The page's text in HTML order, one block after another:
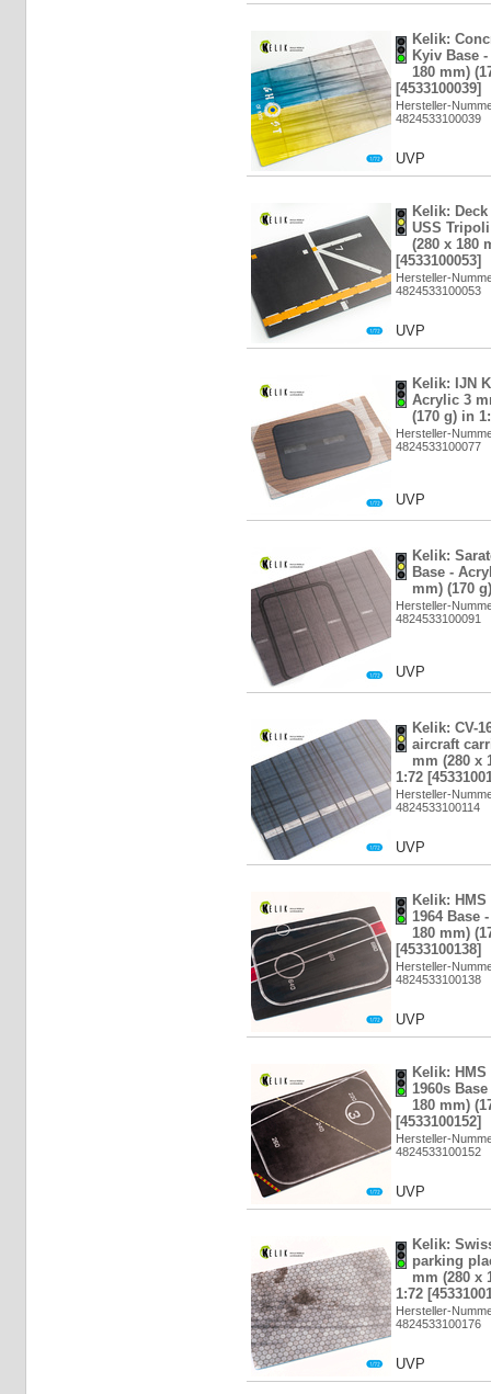
Kelik:
Kyiv Base
180 mm)
[4533100039]
Hersteller-
4824533100039
UVP
Kelik:
USS
(280 x 180
[4533100053]
Hersteller-
4824533100053
UVP
Kelik: IJN
Acrylic 3
(170 g) in
Hersteller-
4824533100077
UVP
Kelik:
Base -
mm) (170
Hersteller-
4824533100091
UVP
Kelik: CV-
aircraft
mm (280 x
1:72
Hersteller-
4824533100114
UVP
Kelik:
1964 Base
180 mm)
[4533100138]
Hersteller-
4824533100138
UVP
Kelik:
1960s
180 mm)
[4533100152]
Hersteller-
4824533100152
UVP
Kelik:
parking
mm (280 x
1:72
Hersteller-
4824533100176
UVP